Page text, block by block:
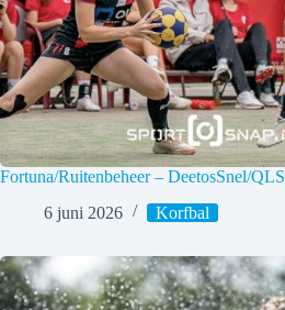
Fortuna/Ruitenbeheer – DeetosSnel/QLS
6 juni 2026
Korfbal